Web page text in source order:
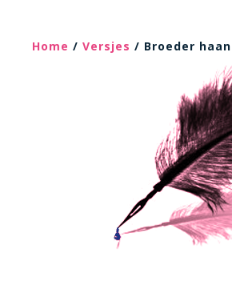
Home / Versjes / Broeder haan